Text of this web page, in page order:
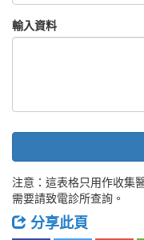
輸入資料
注意：這表格只用作收集
需要請致電診所查詢。
分享此頁